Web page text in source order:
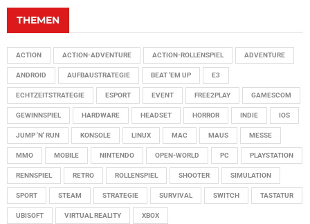
THEMEN
ACTION ACTION-ADVENTURE ACTION-ROLLENSPIEL ADVENTURE
ANDROID AUFBAUSTRATEGIE BEAT 'EM UP E3
ECHTZEITSTRATEGIE ESPORT EVENT FREE2PLAY GAMESCOM
GEWINNSPIEL HARDWARE HEADSET HORROR INDIE IOS
JUMP 'N' RUN KONSOLE LINUX MAC MAUS MESSE
MMO MOBILE NINTENDO OPEN-WORLD PC PLAYSTATION
RENNSPIEL RETRO ROLLENSPIEL SHOOTER SIMULATION
SPORT STEAM STRATEGIE SURVIVAL SWITCH TASTATUR
UBISOFT VIRTUAL REALITY XBOX